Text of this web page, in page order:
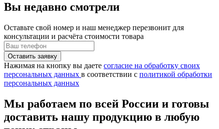
Вы недавно смотрели
Оставьте свой номер и наш менеджер перезвонит для
консультации и расчёта стоимости товара
Нажимая на кнопку вы даете согласие на обработку своих
персональных данных в соответствии с политикой обработки
персональных данных
Мы работаем по всей России и готовы
доставить нашу продукцию в любую